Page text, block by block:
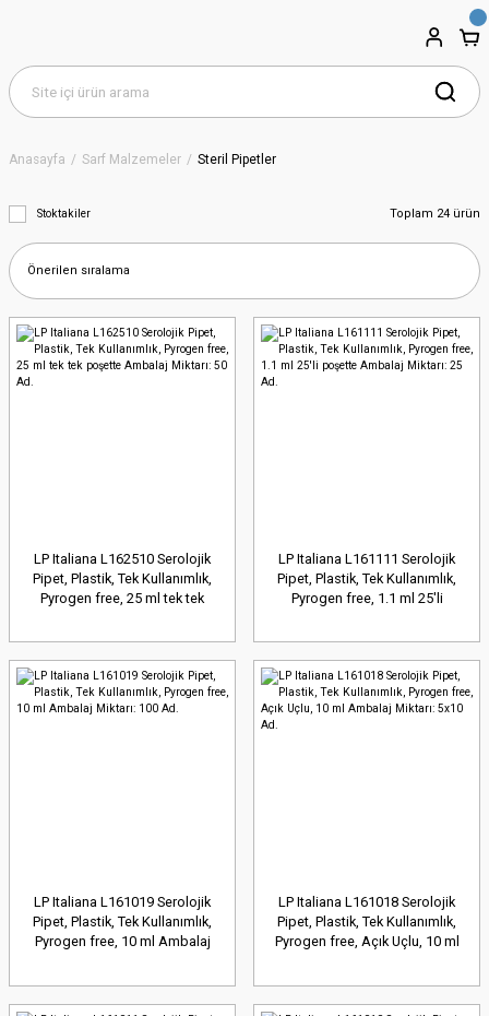
Anasayfa Sarf Malzemeler Steril Pipetler
Stoktakiler Toplam 24 ürün
LP Italiana L162510 Serolojik
Pipet, Plastik, Tek Kullanımlık,
Pyrogen free, 25 ml tek tek
LP Italiana L161111 Serolojik
Pipet, Plastik, Tek Kullanımlık,
Pyrogen free, 1.1 ml 25'li
LP Italiana L161019 Serolojik
Pipet, Plastik, Tek Kullanımlık,
Pyrogen free, 10 ml Ambalaj
LP Italiana L161018 Serolojik
Pipet, Plastik, Tek Kullanımlık,
Pyrogen free, Açık Uçlu, 10 ml